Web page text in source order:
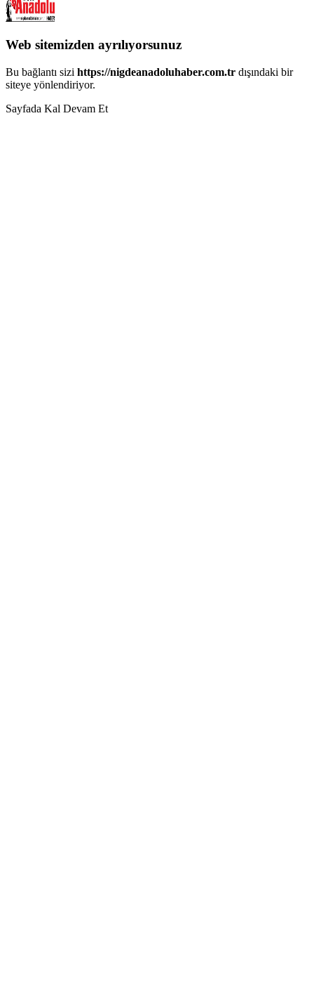
Web sitemizden ayrılıyorsunuz
Bu bağlantı sizi https://nigdeanadoluhaber.com.tr dışındaki bir
siteye yönlendiriyor.
Sayfada Kal Devam Et